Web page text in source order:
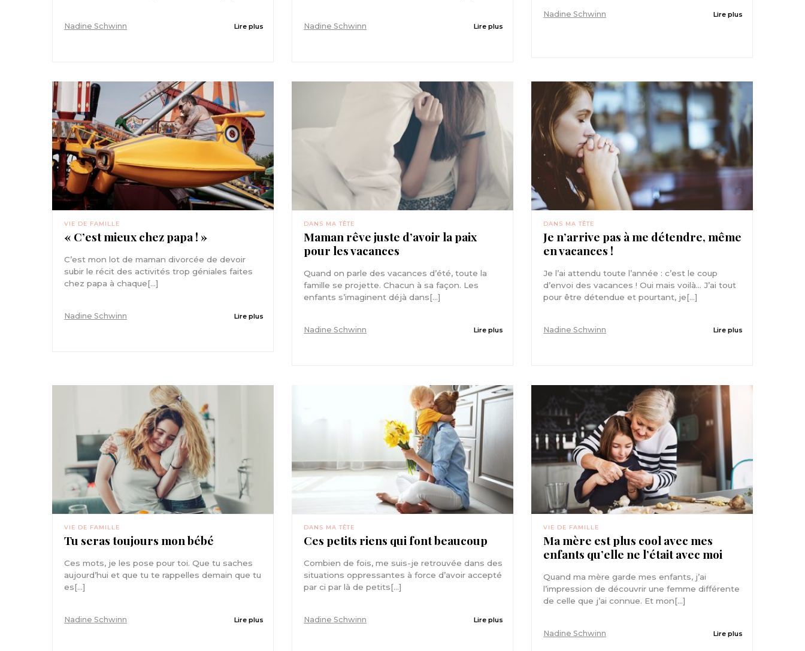
Nadine Schwinn Lire plus Nadine Schwinn Lire plus
Nadine Schwinn Lire plus
VIE DE FAMILLE
« C’est mieux chez papa ! »
C’est mon lot de maman divorcée de devoir
subir le récit des activités trop géniales faites
chez papa à chaque[...]
Nadine Schwinn Lire plus
DANS MA TÊTE
Maman rêve juste d’avoir la paix
pour les vacances
Quand on parle des vacances d’été, toute la
famille se projette. Chacun à sa façon. Les
enfants s’imaginent déjà dans[...]
Nadine Schwinn Lire plus
DANS MA TÊTE
Je n’arrive pas à me détendre, même
en vacances !
Je l’ai attendu toute l’année : c’est le coup
d’envoi des vacances ! Oui mais voilà… J’ai tout
pour être détendue et pourtant, je[...]
Nadine Schwinn Lire plus
VIE DE FAMILLE
Tu seras toujours mon bébé
Ces mots, je les pose pour toi. Que tu saches
aujourd’hui et que tu te rappelles demain que tu
es[...]
Nadine Schwinn Lire plus
DANS MA TÊTE
Ces petits riens qui font beaucoup
Combien de fois, me suis-je retrouvée dans des
situations oppressantes à force d’avoir accepté
par ci par là de petits[...]
Nadine Schwinn Lire plus
VIE DE FAMILLE
Ma mère est plus cool avec mes
enfants qu’elle ne l’était avec moi
Quand ma mère garde mes enfants, j’ai
l’impression de découvrir une femme différente
de celle que j’ai connue. Et mon[...]
Nadine Schwinn Lire plus